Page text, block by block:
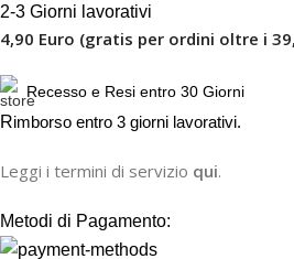
2-3 Giorni lavorativi
4,90 Euro (gratis per ordini oltre i
Recesso e Resi entro 30 Giorni
Rimborso entro 3 giorni lavorativi.
Leggi i termini di servizio qui.
Metodi di Pagamento: